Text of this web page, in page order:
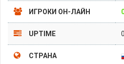
ИГРОКИ ОН-ЛАЙН
UPTIME
СТРАНА